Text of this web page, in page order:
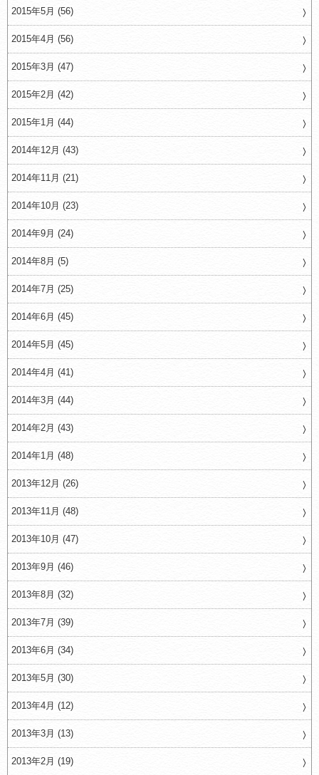
2015年5月 (56)
2015年4月 (56)
2015年3月 (47)
2015年2月 (42)
2015年1月 (44)
2014年12月 (43)
2014年11月 (21)
2014年10月 (23)
2014年9月 (24)
2014年8月 (5)
2014年7月 (25)
2014年6月 (45)
2014年5月 (45)
2014年4月 (41)
2014年3月 (44)
2014年2月 (43)
2014年1月 (48)
2013年12月 (26)
2013年11月 (48)
2013年10月 (47)
2013年9月 (46)
2013年8月 (32)
2013年7月 (39)
2013年6月 (34)
2013年5月 (30)
2013年4月 (12)
2013年3月 (13)
2013年2月 (19)